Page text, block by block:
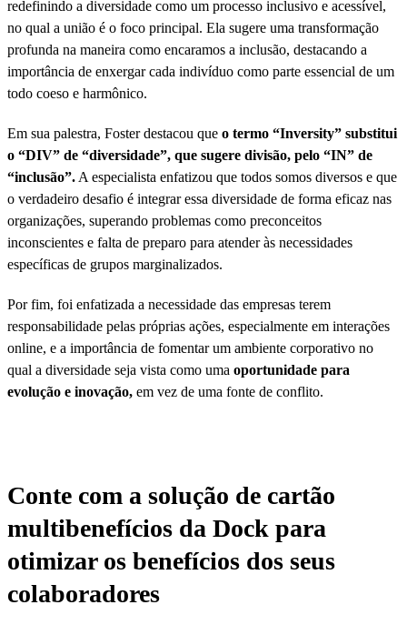
redefinindo a diversidade como um processo inclusivo e acessível,
no qual a união é o foco principal. Ela sugere uma transformação
profunda na maneira como encaramos a inclusão, destacando a
importância de enxergar cada indivíduo como parte essencial de um
todo coeso e harmônico.
Em sua palestra, Foster destacou que o termo “Inversity” substitui
o “DIV” de “diversidade”, que sugere divisão, pelo “IN” de
“inclusão”. A especialista enfatizou que todos somos diversos e que
o verdadeiro desafio é integrar essa diversidade de forma eficaz nas
organizações, superando problemas como preconceitos
inconscientes e falta de preparo para atender às necessidades
específicas de grupos marginalizados.
Por fim, foi enfatizada a necessidade das empresas terem
responsabilidade pelas próprias ações, especialmente em interações
online, e a importância de fomentar um ambiente corporativo no
qual a diversidade seja vista como uma oportunidade para
evolução e inovação, em vez de uma fonte de conflito.
Conte com a solução de cartão
multibenefícios da Dock para
otimizar os benefícios dos seus
colaboradores